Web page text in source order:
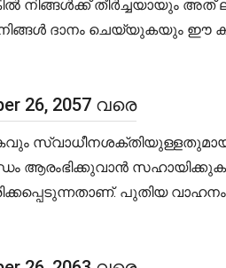
നിങ്ങൾക്ക് തീർച്ചയായും
ദാനം ചെയ്യുകയും ഈ
26, 2057 വരെ
സ്വാധീനശക്തിയുള്ളതുമായ
ആരംഭിക്കുവാൻ
പുതിയ